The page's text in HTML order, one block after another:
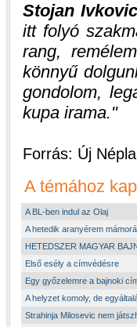
Stojan Ivkovic
itt folyó
rang,
könnyű
gondolom,
kupa irama.
Forrás: Új
A témához
A BL-ben indul az Olaj
A hetedik aranyérem
HETEDSZER MAGYAR
Első esély a címvédésre
Egy győzelemre a bajnoki
A helyzet komoly, de
Strahinja Milosevic nem